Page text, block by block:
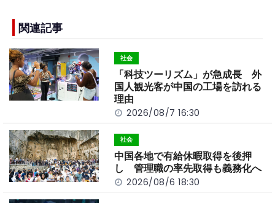
e
b
o
o
k
n
k
関連記事
社会
「科技ツーリズム」が急成長 外
国人観光客が中国の工場を訪れる
理由
2026/08/7 16:30
社会
中国各地で有給休暇取得を後押
し 管理職の率先取得も義務化へ
2026/08/6 18:30